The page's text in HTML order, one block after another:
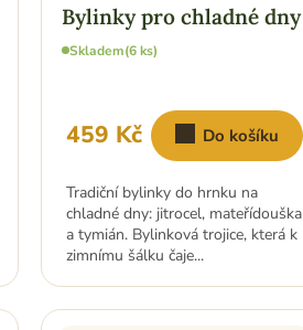
Bylinky pro chladné dny
Skladem(6 ks)
459 Kč Do košíku
Tradiční bylinky do hrnku na
chladné dny: jitrocel, mateřídouška
a tymián. Bylinková trojice, která k
zimnímu šálku čaje...